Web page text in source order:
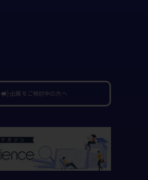
campaign出展をご検討中の方へ